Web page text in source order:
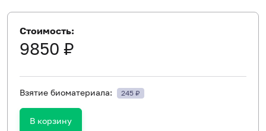
Стоимость:
9850 ₽
Взятие биоматериала: 245 ₽
В корзину